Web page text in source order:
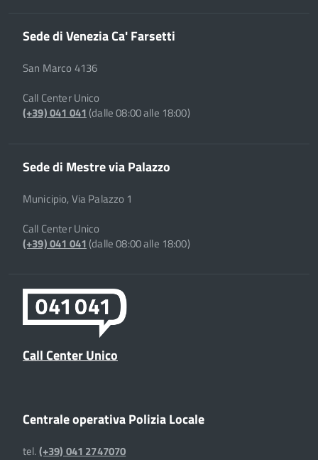
Sede di Venezia Ca' Farsetti
San Marco 4136
Call Center Unico
(+39) 041 041(dalle 08:00 alle 18:00)
Sede di Mestre via Palazzo
Municipio, Via Palazzo 1
Call Center Unico
(+39) 041 041(dalle 08:00 alle 18:00)
Call Center Unico
Centrale operativa Polizia Locale
tel.(+39) 041 2747070